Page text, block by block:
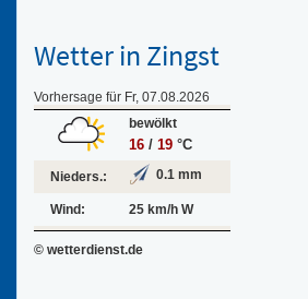
Wetter in Zingst
Vorhersage für Fr, 07.08.2026
bewölkt
16 / 19 °C
Nieders.: 0.1 mm
Wind: 25 km/h W
© wetterdienst.de